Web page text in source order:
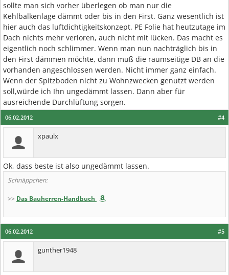
sollte man sich vorher überlegen ob man nur die
Kehlbalkenlage dämmt oder bis in den First. Ganz wesentlich ist
hier auch das luftdichtigkeitskonzept. PE Folie hat heutzutage im
Dach nichts mehr verloren, auch nicht mit lücken. Das macht es
eigentlich noch schlimmer. Wenn man nun nachträglich bis in
den First dämmen möchte, dann muß die raumseitige DB an die
vorhanden angeschlossen werden. Nicht immer ganz einfach.
Wenn der Spitzboden nicht zu Wohnzwecken genutzt werden
soll,würde ich Ihn ungedämmt lassen. Dann aber für
ausreichende Durchlüftung sorgen.
#4
06.02.2012
xpaulx
Ok, dass beste ist also ungedämmt lassen.
Schnäppchen:
>> Das Bauherren-Handbuch
#5
06.02.2012
gunther1948